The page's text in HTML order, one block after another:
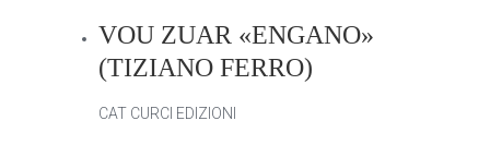
VOU ZUAR «ENGANO»
(TIZIANO FERRO)
CAT CURCI EDIZIONI